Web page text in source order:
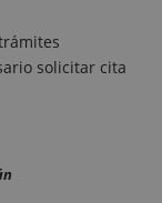
solicitar cita